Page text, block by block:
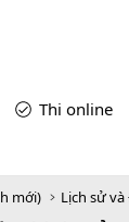
Thi online
mới) Lịch sử